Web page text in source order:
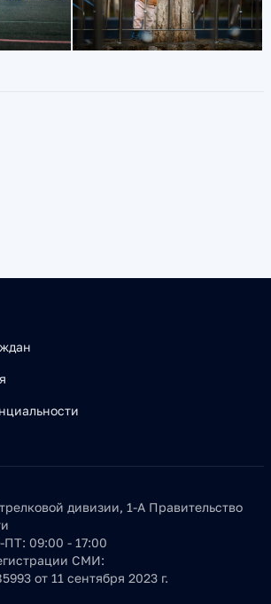
дивизии, 1-А Правительство
09:00 - 17:00
СМИ:
от 11 сентября 2023 г.